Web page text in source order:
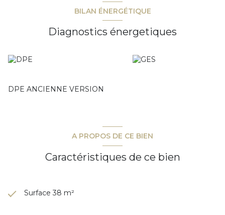
BILAN ÉNERGÉTIQUE
Diagnostics énergetiques
DPE ANCIENNE VERSION
A PROPOS DE CE BIEN
Caractéristiques de ce bien
Surface 38 m²